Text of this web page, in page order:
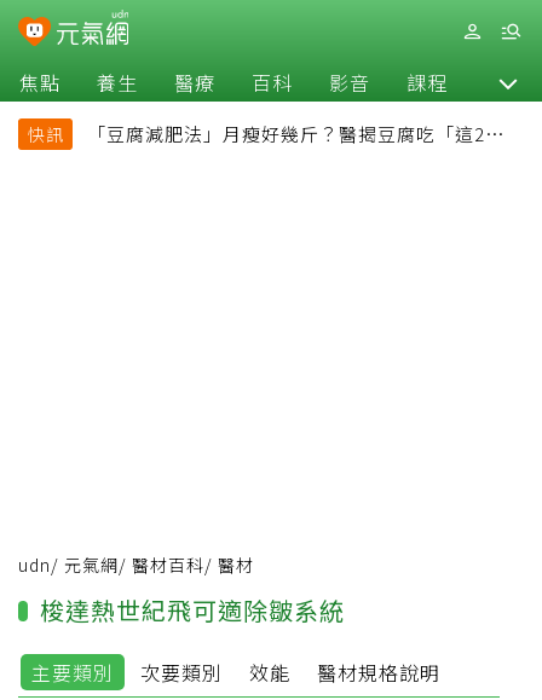
焦點 養生 醫療 百科 影音 課程 退休
快訊
「豆腐減肥法」月瘦好幾斤？醫揭豆腐吃「這2種最
udn/ 元氣網/ 醫材百科/ 醫材
梭達熱世紀飛可適除皺系統
主要類別 次要類別 效能 醫材規格說明